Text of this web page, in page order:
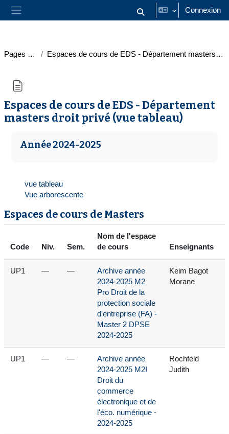
Passer au contenu principal
Panneau latéral Activer/désactiver la saisie
Connexion
Pages du site Espaces de cours de EDS - Département masters droit privé (vue tableau)
Espaces de cours de EDS - Département
masters droit privé (vue tableau)
Année 2024-2025
vue tableau
Vue arborescente
Espaces de cours de Masters
Code Niv. Sem.
Nom de l'espace
de cours
Enseignants
UP1 — —
Archive année
2024-2025 M2
Pro Droit de la
protection sociale
d'entreprise (FA) -
Master 2 DPSE
2024-2025
Keim Bagot
Morane
UP1 — —
Archive année
2024-2025 M2I
Droit du
commerce
électronique et de
l'éco. numérique -
2024-2025
Rochfeld
Judith